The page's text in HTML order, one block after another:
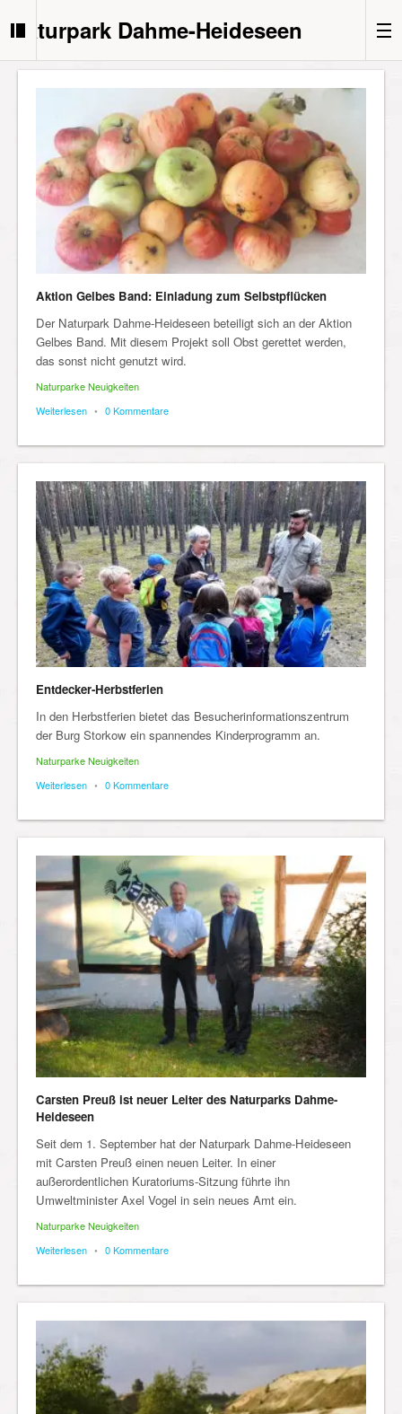
Naturpark Dahme-Heideseen
Aktion Gelbes Band: Einladung zum Selbstpflücken
Der Naturpark Dahme-Heideseen beteiligt sich an der Aktion
Gelbes Band. Mit diesem Projekt soll Obst gerettet werden,
das sonst nicht genutzt wird.
Naturparke Neuigkeiten
Weiterlesen • 0 Kommentare
Entdecker-Herbstferien
In den Herbstferien bietet das Besucherinformationszentrum
der Burg Storkow ein spannendes Kinderprogramm an.
Naturparke Neuigkeiten
Weiterlesen • 0 Kommentare
Carsten Preuß ist neuer Leiter des Naturparks Dahme-
Heideseen
Seit dem 1. September hat der Naturpark Dahme-Heideseen
mit Carsten Preuß einen neuen Leiter. In einer
außerordentlichen Kuratoriums-Sitzung führte ihn
Umweltminister Axel Vogel in sein neues Amt ein.
Naturparke Neuigkeiten
Weiterlesen • 0 Kommentare